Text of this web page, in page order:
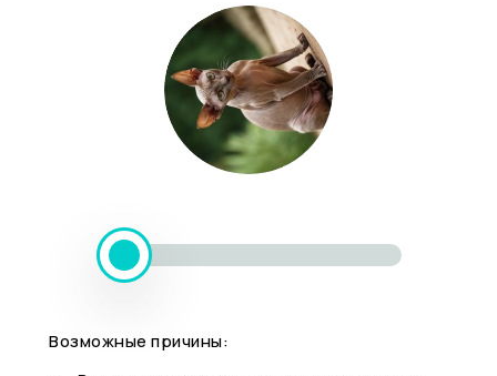
Возможные причины: